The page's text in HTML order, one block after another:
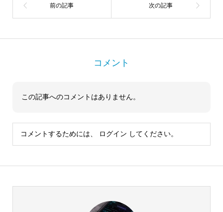
コメント
この記事へのコメントはありません。
コメントするためには、 ログイン してください。